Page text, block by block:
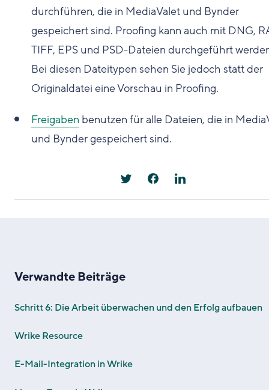
durchführen, die in MediaValet und Bynder
gespeichert sind. Proofing kann auch mit DNG,
TIFF, EPS und PSD-Dateien durchgeführt
Bei diesen Dateitypen sehen Sie jedoch statt der
Originaldatei eine Vorschau in Proofing.
Freigaben benutzen für alle Dateien, die in
und Bynder gespeichert sind.
Verwandte Beiträge
Schritt 6: Die Arbeit überwachen und den Erfolg aufbauen
Wrike Resource
E-Mail-Integration in Wrike